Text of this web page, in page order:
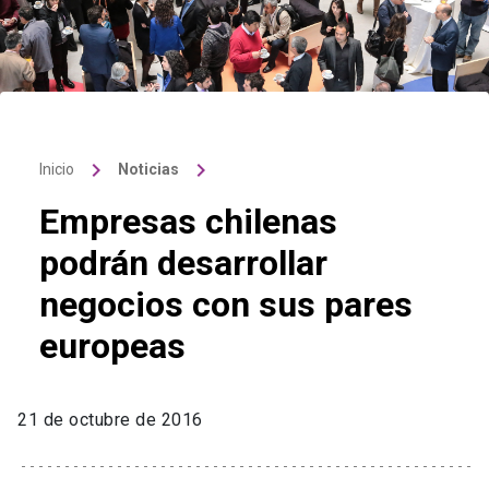
Inicio keyboard_arrow_right Noticias keyboard_arrow_right
Empresas chilenas
podrán desarrollar
negocios con sus pares
europeas
21 de octubre de 2016